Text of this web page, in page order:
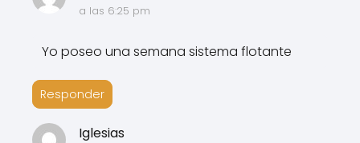
a las 6:25 pm
Yo poseo una semana sistema flotante
Responder
Iglesias